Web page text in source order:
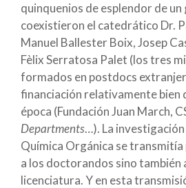
quinquenios de esplendor de un
coexistieron el catedrático Dr.
Manuel Ballester Boix, Josep
Fèlix Serratosa Palet (los tres
formados en postdocs
financiación relativamente bien
época (Fundación Juan March,
Departments…). La
Química Orgánica se
a los doctorandos sino también
licenciatura. Y en esta